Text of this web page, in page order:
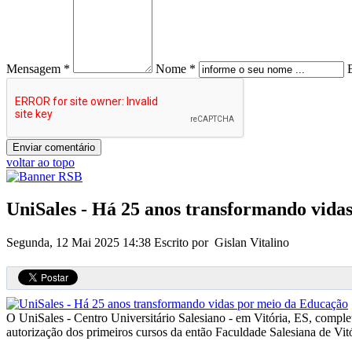
Mensagem * Nome *
voltar ao topo
UniSales - Há 25 anos transformando
Segunda, 12 Mai 2025 14:38 Escrito por Gislan Vitalino
O UniSales - Centro Universitário Salesiano - em Vitória, ES,
autorização dos primeiros cursos da então Faculdade Salesiana de